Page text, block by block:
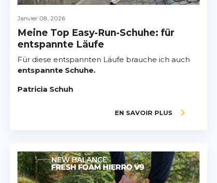
Janvier 08, 2026
Meine Top Easy-Run-Schuhe: für
entspannte Läufe
Für diese entspannten Läufe brauche ich auch
entspannte Schuhe.
Patricia Schuh
EN SAVOIR PLUS